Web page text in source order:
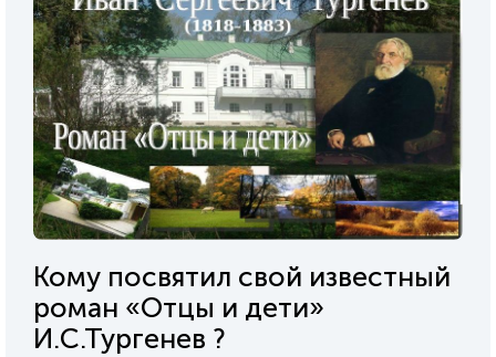
Кому посвятил свой известный
роман «Отцы и дети»
И.С.Тургенев ?